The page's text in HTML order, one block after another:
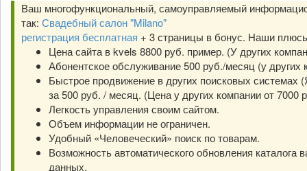
Ваш многофункциональный, самоуправляемый
так: Свадебный салон "Milano"
регистрация бесплатная + 3 страницы в бонус. Наши
Цена сайта в kvels 8800 руб. пример. (У других
Абонентское обслуживание 500 руб./месяц (у других
Быстрое продвижение в других поисковых системах
за 500 руб. / месяц. (Цена у других компании от 7000
Легкость управления своим сайтом.
Объем информации не ограничен.
Удобный «Человеческий» поиск по товарам.
Возможность автоматического обновления каталога
данных.